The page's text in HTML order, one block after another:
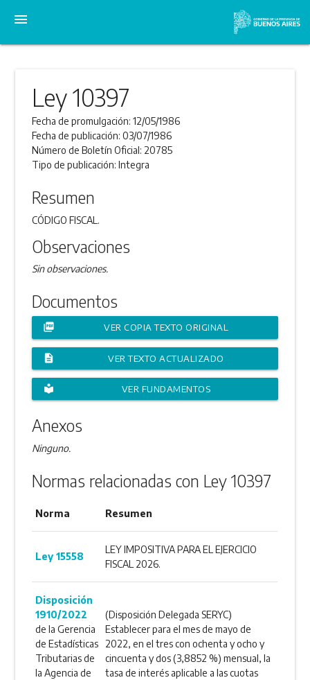
menu
Ley 10397
Fecha de promulgación:12/05/1986
Fecha de publicación:03/07/1986
Número de Boletín Oficial: 20785
Tipo de publicación:Integra
Resumen
CÓDIGO FISCAL.
Observaciones
Sin observaciones.
Documentos
picture_as_pdf VER COPIA TEXTO ORIGINAL
description VER TEXTO ACTUALIZADO
local_library VER FUNDAMENTOS
Anexos
Ninguno.
Normas relacionadas con Ley 10397
Norma Resumen
Ley 15558
LEY IMPOSITIVA PARA EL EJERCICIO
FISCAL 2026.
Disposición
1910/2022
de la Gerencia
de Estadísticas
Tributarias de
la Agencia de
(Disposición Delegada SERYC)
Establecer para el mes de mayo de
2022, en el tres con ochenta y ocho y
cincuenta y dos (3,8852 %) mensual, la
tasa de interés aplicable a las cuotas